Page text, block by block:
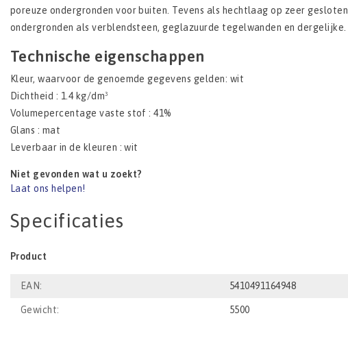
poreuze ondergronden voor buiten. Tevens als hechtlaag op zeer gesloten
ondergronden als verblendsteen, geglazuurde tegelwanden en dergelijke.
Technische eigenschappen
Kleur, waarvoor de genoemde gegevens gelden: wit
Dichtheid : 1.4 kg/dm³
Volumepercentage vaste stof : 41%
Glans : mat
Leverbaar in de kleuren : wit
Niet gevonden wat u zoekt?
Laat ons helpen!
Specificaties
Product
EAN: 5410491164948
Gewicht: 5500